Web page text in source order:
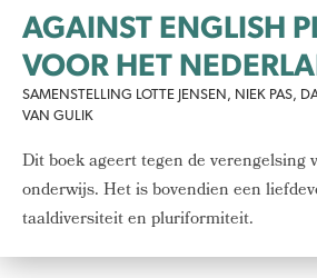
AGAINST ENGLISH
VOOR HET
SAMENSTELLING LOTTE JENSEN, NIEK PAS,
VAN GULIK
Dit boek ageert tegen de verengelsing
onderwijs. Het is bovendien een
taaldiversiteit en pluriformiteit.